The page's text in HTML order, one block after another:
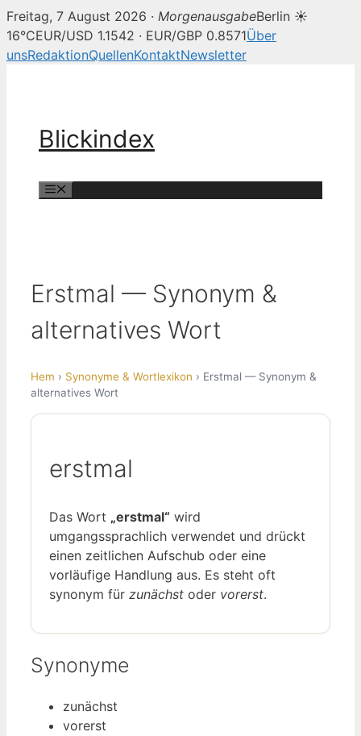
Freitag, 7 August 2026 · MorgenausgabeBerlin ☀
16°CEUR/USD 1.1542 · EUR/GBP 0.8571Über
unsRedaktionQuellenKontaktNewsletter
Blickindex
Erstmal — Synonym &
alternatives Wort
Hem › Synonyme & Wortlexikon › Erstmal — Synonym &
alternatives Wort
erstmal
Das Wort „erstmal“ wird
umgangssprachlich verwendet und drückt
einen zeitlichen Aufschub oder eine
vorläufige Handlung aus. Es steht oft
synonym für zunächstoder vorerst.
Synonyme
zunächst
vorerst